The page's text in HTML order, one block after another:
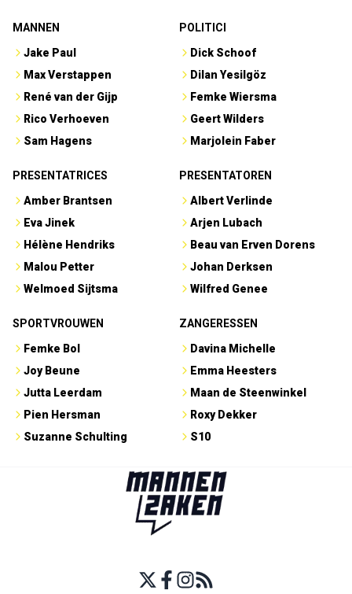
MANNEN
Jake Paul
Max Verstappen
René van der Gijp
Rico Verhoeven
Sam Hagens
POLITICI
Dick Schoof
Dilan Yesilgöz
Femke Wiersma
Geert Wilders
Marjolein Faber
PRESENTATRICES
Amber Brantsen
Eva Jinek
Hélène Hendriks
Malou Petter
Welmoed Sijtsma
PRESENTATOREN
Albert Verlinde
Arjen Lubach
Beau van Erven Dorens
Johan Derksen
Wilfred Genee
SPORTVROUWEN
Femke Bol
Joy Beune
Jutta Leerdam
Pien Hersman
Suzanne Schulting
ZANGERESSEN
Davina Michelle
Emma Heesters
Maan de Steenwinkel
Roxy Dekker
S10